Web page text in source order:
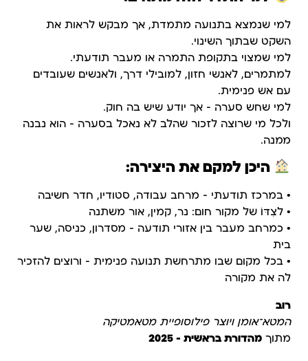
למי שנמצא בתנועה מתמדת, אך מבקש לראות את
השקט שבתוך השינוי.
למי שמצוי בתקופת התמרה או מעבר תודעתי.
למתמרים, לאנשי חזון, למובילי דרך, ולאנשים שעובדים
עם אש פנימית.
למי שחש סערה – אך יודע שיש בה חוק.
ולכל מי שרוצה לזכור שהלב לא נאכל בסערה — הוא נבנה
ממנה.
היכן למקם את היצירה:
• במרכז תודעתי – מרחב עבודה, סטודיו, חדר חשיבה
• לצִדּוֹ של מקור חום: נר, קמין, אור משתנה
• כמרחב מעבר בין אזורי תודעה – מסדרון, כניסה, שער
בית
• בכל מקום שבו מתרחשת תנועה פנימית – ורוצים להזכיר
לה את מקורה
רוב
המטא־אומן ויוצר פילוסופיית מטאמטיקה
מתוך מהדורת בראשית – 2025